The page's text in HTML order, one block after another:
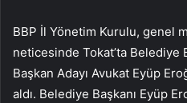
BBP İl Yönetim Kurulu, genel
neticesinde Tokat’ta Belediye
Başkan Adayı Avukat Eyüp
aldı. Belediye Başkanı Eyüp